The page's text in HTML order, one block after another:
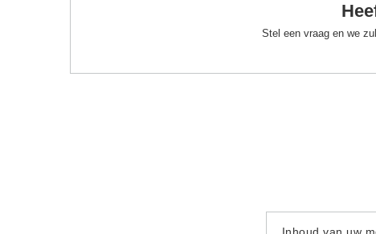
Stel een vraag en we